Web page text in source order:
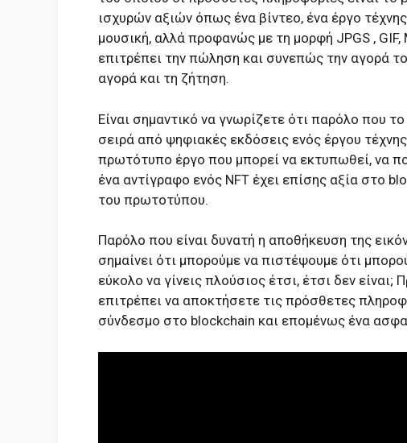
ισχυρών αξιών όπως ένα βίντεο, ένα έργο
μουσική, αλλά προφανώς με τη μορφή JPGS ,
επιτρέπει την πώληση και συνεπώς την αγορά
αγορά και τη ζήτηση.
Είναι σημαντικό να γνωρίζετε ότι παρόλο που
σειρά από ψηφιακές εκδόσεις ενός έργου
πρωτότυπο έργο που μπορεί να εκτυπωθεί, να
ένα αντίγραφο ενός NFT έχει επίσης αξία στο
του πρωτοτύπου.
Παρόλο που είναι δυνατή η αποθήκευση της
σημαίνει ότι μπορούμε να πιστέψουμε ότι
εύκολο να γίνεις πλούσιος έτσι, έτσι δεν
επιτρέπει να αποκτήσετε τις πρόσθετες
σύνδεσμο στο blockchain και επομένως ένα